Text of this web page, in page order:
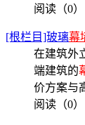
阅读（0）
[根栏目]玻璃幕
在建筑外
端建筑的
价方案与
阅读（0）